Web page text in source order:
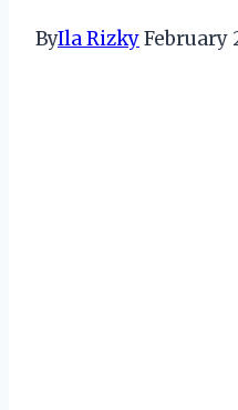
ByIla RizkyFebruary